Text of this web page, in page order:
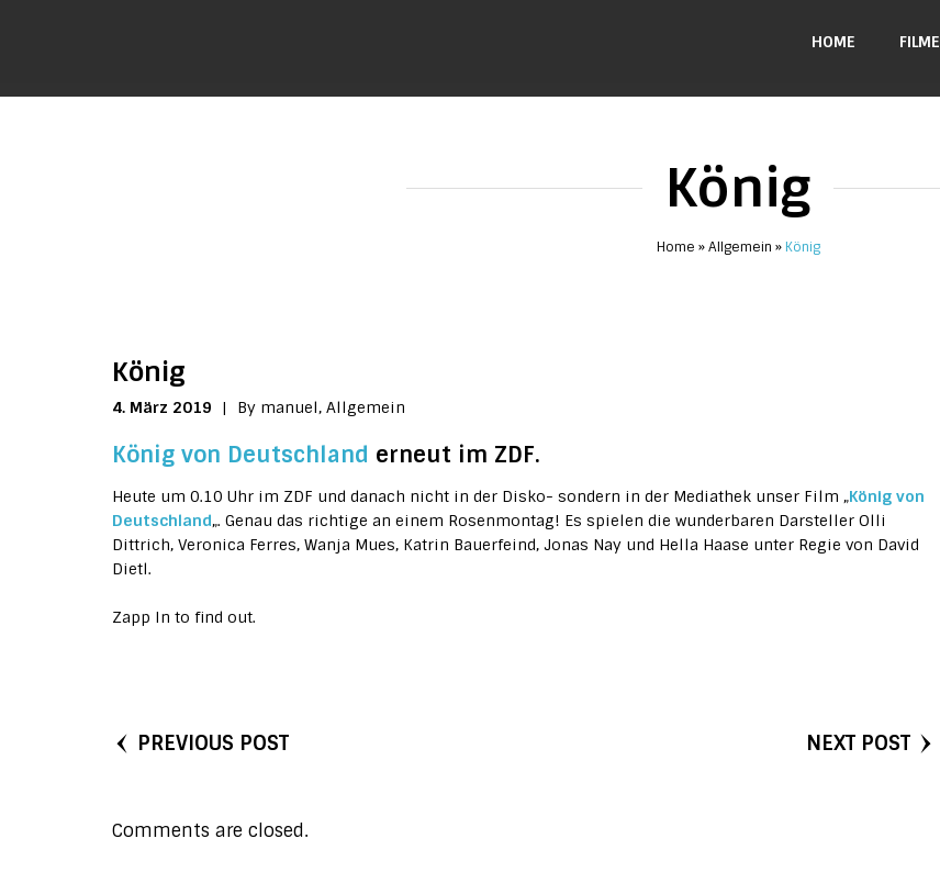
HOME FILME
König
Home Allgemein König
König
4. März 2019 | By manuel, Allgemein
König von Deutschland erneut im ZDF.
Heute um 0.10 Uhr im ZDF und danach nicht in der Disko- sondern in der Mediathek unser Film „König von
Deutschland„. Genau das richtige an einem Rosenmontag! Es spielen die wunderbaren Darsteller Olli
Dittrich, Veronica Ferres, Wanja Mues, Katrin Bauerfeind, Jonas Nay und Hella Haase unter Regie von David
Dietl.
Zapp In to find out.
PREVIOUS POST NEXT POST
Comments are closed.